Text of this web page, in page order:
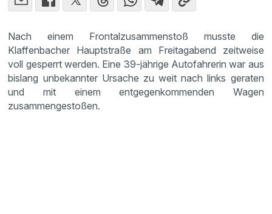
Nach einem Frontalzusammenstoß musste die
Klaffenbacher Hauptstraße am Freitagabend zeitweise
voll gesperrt werden. Eine 39-jährige Autofahrerin war aus
bislang unbekannter Ursache zu weit nach links geraten
und mit einem entgegenkommenden Wagen
zusammengestoßen.